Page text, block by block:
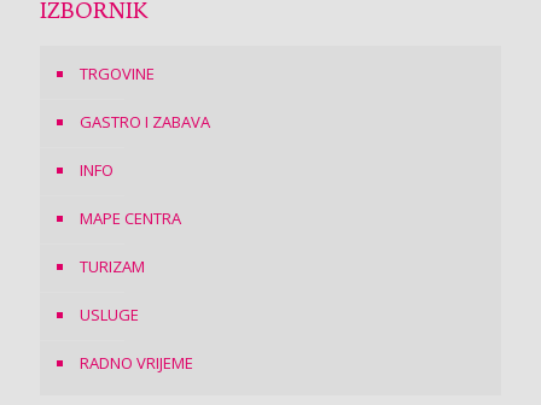
IZBORNIK
TRGOVINE
GASTRO I ZABAVA
INFO
MAPE CENTRA
TURIZAM
USLUGE
RADNO VRIJEME